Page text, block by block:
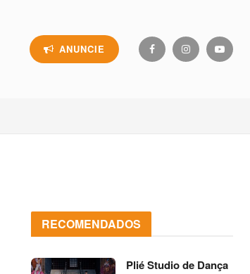
ANUNCIE
RECOMENDADOS
Plié Studio de Dança